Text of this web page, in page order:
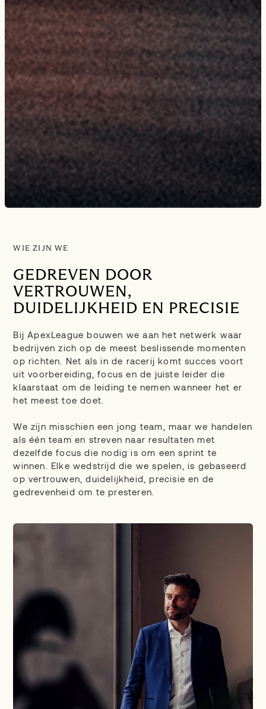
WIE ZIJN WE
GEDREVEN DOOR
VERTROUWEN,
DUIDELIJKHEID EN PRECISIE
Bij ApexLeague bouwen we aan het netwerk waar
bedrijven zich op de meest beslissende momenten
op richten. Net als in de racerij komt succes voort
uit voorbereiding, focus en de juiste leider die
klaarstaat om de leiding te nemen wanneer het er
het meest toe doet.
We zijn misschien een jong team, maar we handelen
als één team en streven naar resultaten met
dezelfde focus die nodig is om een ​​sprint te
winnen. Elke wedstrijd die we spelen, is gebaseerd
op vertrouwen, duidelijkheid, precisie en de
gedrevenheid om te presteren.